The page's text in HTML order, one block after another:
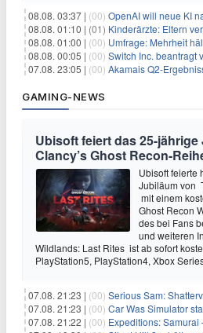
08.08. 03:37 | (00) OpenAI will neue KI nach
08.08. 01:10 | (01) Kinderärzte: Eltern
08.08. 01:00 | (00) Umfrage: Mehrheit hält
08.08. 00:05 | (00) Switch Inc. beantragt
07.08. 23:05 | (00) Akamais Q2-Ergebnisse übertreffen
GAMING-NEWS
Ubisoft feiert das 25-
Clancy’s Ghost Recon-
Ubisoft feierte
Jubiläum von
mit einem
Ghost Recon
des bei Fans
und weiteren
Wildlands: Last Rites ist ab sofort
PlayStation5, PlayStation4, Xbox
07.08. 21:23 | (00) Serious Sam: Shatterverse lädt
07.08. 21:23 | (00) Car Was Simulator startet
07.08. 21:22 | (00) Expeditions: Samurai – Start in